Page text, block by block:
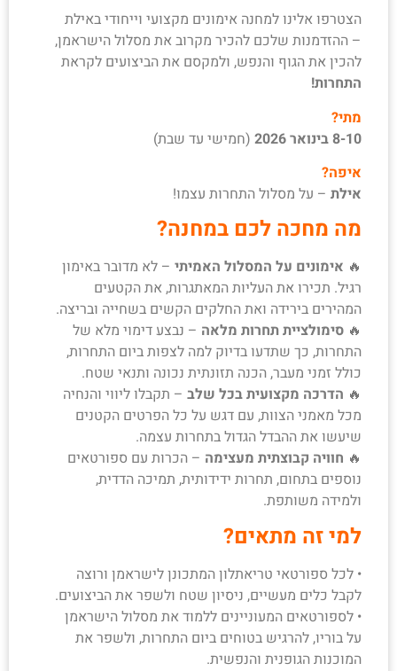
צור קשר
הצטרפו אלינו למחנה אימונים מקצועי וייחודי באילת
– ההזדמנות שלכם להכיר מקרוב את מסלול הישראמן,
להכין את הגוף והנפש, ולמקסם את הביצועים לקראת
התחרות!
מתי?
8-10 בינואר 2026
(חמישי עד שבת)
איפה?
אילת – על מסלול התחרות עצמו!
מה מחכה לכם במחנה?
🔥 אימונים על המסלול האמיתי – לא מדובר באימון
רגיל. תכירו את העליות המאתגרות, את הקטעים
המהירים בירידה ואת החלקים הקשים בשחייה ובריצה.
🔥 סימולציית תחרות מלאה – נבצע דימוי מלא של
התחרות, כך שתדעו בדיוק למה לצפות ביום התחרות,
כולל זמני מעבר, הכנה תזונתית נכונה ותנאי שטח.
🔥 הדרכה מקצועית בכל שלב – תקבלו ליווי והנחיה
מכל מאמני הצוות, עם דגש על כל הפרטים הקטנים
שיעשו את ההבדל הגדול בתחרות עצמה.
🔥 חוויה קבוצתית מעצימה – הכרות עם ספורטאים
נוספים בתחום, תחרות ידידותית, תמיכה הדדית,
ולמידה משותפת.
למי זה מתאים?
• לכל ספורטאי טריאתלון המתכונן לישראמן ורוצה
לקבל כלים מעשיים, ניסיון שטח ולשפר את הביצועים.
• לספורטאים המעוניינים ללמוד את מסלול הישראמן
על בוריו, להרגיש בטוחים ביום התחרות, ולשפר את
המוכנות הגופנית והנפשית.